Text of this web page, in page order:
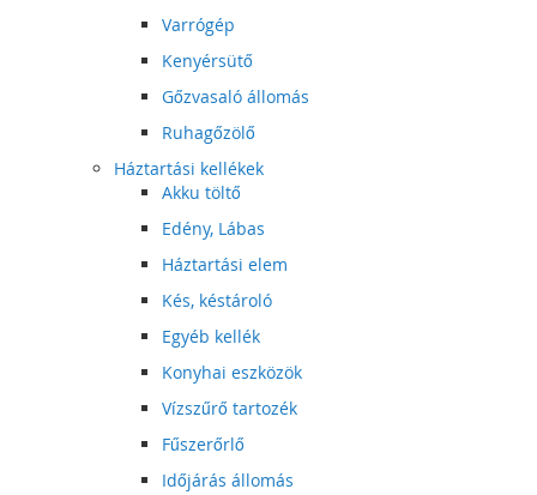
Varrógép
Kenyérsütő
Gőzvasaló állomás
Ruhagőzölő
Háztartási kellékek
Akku töltő
Edény, Lábas
Háztartási elem
Kés, késtároló
Egyéb kellék
Konyhai eszközök
Vízszűrő tartozék
Fűszerőrlő
Időjárás állomás